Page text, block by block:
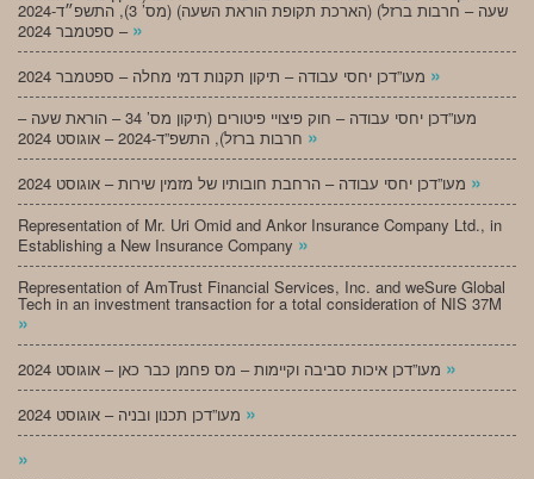
שעה – חרבות ברזל) (הארכת תקופת הוראת השעה) (מס’ 3), התשפ״ד-2024
– ספטמבר 2024 »
»
מעו”דכן יחסי עבודה – חוק פיצויי פיטורים (תיקון מס’ 34 – הוראת שעה –
»
»
Representation of Mr. Uri Omid and Ankor Insurance Company Ltd., in
Establishing a New Insurance Company »
Representation of AmTrust Financial Services, Inc. and weSure Global
Tech in an investment transaction for a total consideration of NIS 37M
»
»
»
»